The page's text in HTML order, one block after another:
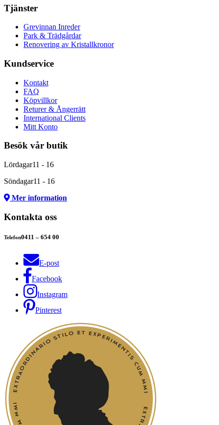
Tjänster
Grevinnan Inreder
Park & Trädgårdar
Renovering av Kristallkronor
Kundservice
Kontakt
FAQ
Köpvillkor
Returer & Ångerrätt
International Clients
Mitt Konto
Besök vår butik
Lördagar11 - 16
Söndagar11 - 16
Mer information
Kontakta oss
Telefon0411 – 654 00
E-post
Facebook
Instagram
Pinterest